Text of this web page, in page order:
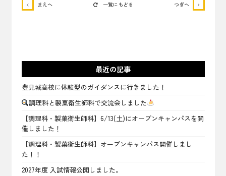
まえへ つぎへ
一覧にもどる
最近の記事
豊見城高校に体験型のガイダンスに行きました！
調理科と製菓衛生師科で交流会しました
【調理科・製菓衛生師科】6/13(土)にオープンキャンパスを開
催しました！
【調理科・製菓衛生師科】オープンキャンパス開催しまし
た！！
2027年度 入試情報公開しました。